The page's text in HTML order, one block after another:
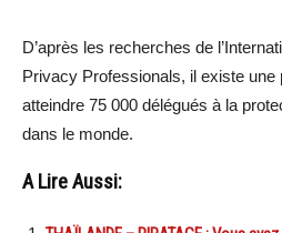
D’après les recherches de
Privacy Professionals, il existe une
atteindre 75 000 délégués à la
dans le monde.
A Lire Aussi: